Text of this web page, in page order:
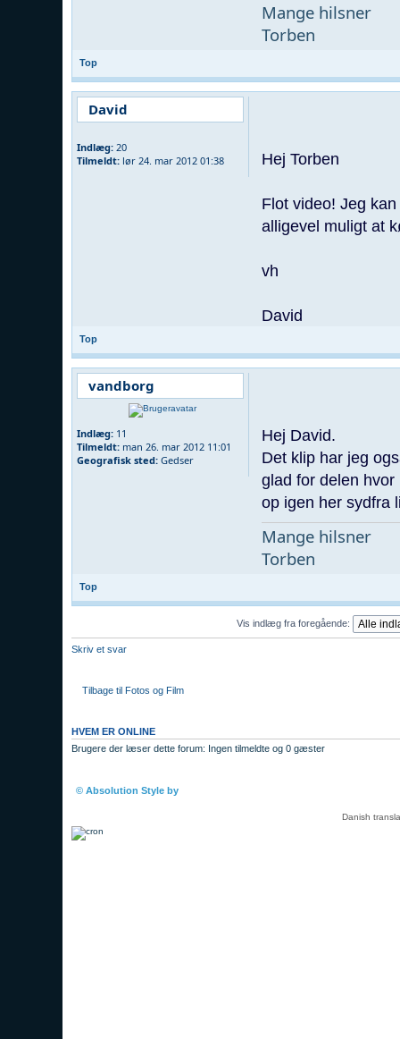
Mange hilsner
Torben
Top
David
Indlæg: 20
Tilmeldt: lør 24. mar 2012 01:38 Hej Torben
Flot video! Jeg
alligevel muligt at
vh
David
Top
vandborg
Indlæg: 11
Tilmeldt: man 26. mar 2012 11:01
Geografisk sted: Gedser
Hej David.
Det klip har jeg
glad for delen
op igen her sydfra
Mange hilsner
Torben
Top
Vis indlæg fra foregående:
Skriv et svar
Tilbage til Fotos og Film
HVEM ER ONLINE
Brugere der læser dette forum: Ingen tilmeldte og 0 gæster
© Absolution Style by
Danish